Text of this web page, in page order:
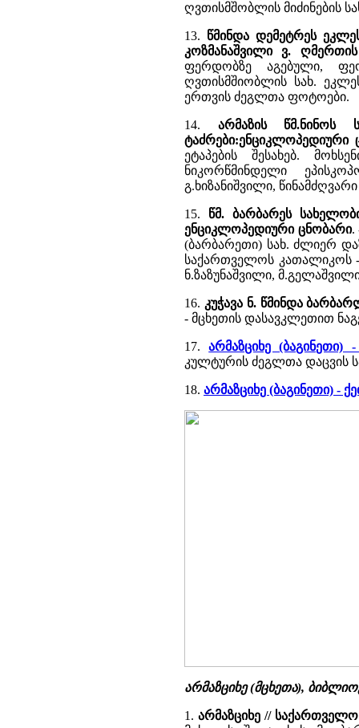
ღვთისმშობლის მიძინების
13. წმინდა დემეტრეს
კოზმანაშვილი ვ. ღმერთის
ფერდობზე აგებული,
ღვთისმშიობლის სახ.
ერთვის ძეგლთა ფოტოები.
14. არმაზის
ტაძრები:ენციკლოპედიური
ეტაპების შესახებ.
ნიკორწმინდელი
გ.ხიზანიშვილი,
15. წმ. ბარბარეს
ენციკლოპედიური ცნობარი.
(ბარბარეთი) სახ. ძლიერ
საქართველოს კათალიკოს -
ნ.ზაზუნაშვილი,
16. კუჭავა ნ. წმინდა
- მცხეთის დასავკლეთით
17.
არმაზციხე (ბაგინეთი)
კულტურის ძეგლთა დაცვის
18. არმაზციხე (ბაგინეთი) -
არმაზციხე (მცხეთა),
1. არმაზციხე //